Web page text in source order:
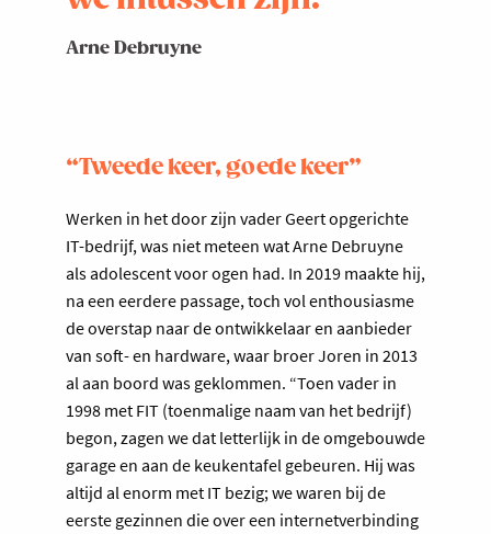
Arne Debruyne
“Tweede keer, goede keer”
Werken in het door zijn vader Geert opgerichte
IT-bedrijf, was niet meteen wat Arne Debruyne
als adolescent voor ogen had. In 2019 maakte hij,
na een eerdere passage, toch vol enthousiasme
de overstap naar de ontwikkelaar en aanbieder
van soft- en hardware, waar broer Joren in 2013
al aan boord was geklommen. “Toen vader in
1998 met FIT (toenmalige naam van het bedrijf)
begon, zagen we dat letterlijk in de omgebouwde
garage en aan de keukentafel gebeuren. Hij was
altijd al enorm met IT bezig; we waren bij de
eerste gezinnen die over een internetverbinding